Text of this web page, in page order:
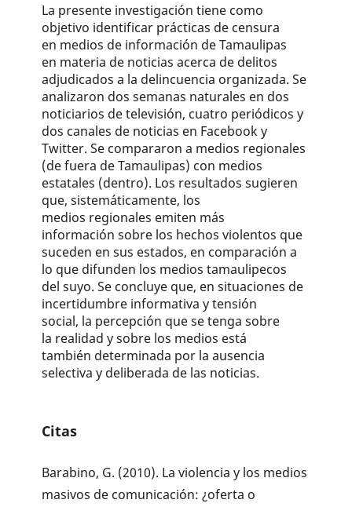
La presente investigación tiene como
objetivo identificar prácticas de censura
en medios de información de Tamaulipas
en materia de noticias acerca de delitos
adjudicados a la delincuencia organizada. Se
analizaron dos semanas naturales en dos
noticiarios de televisión, cuatro periódicos y
dos canales de noticias en Facebook y
Twitter. Se compararon a medios regionales
(de fuera de Tamaulipas) con medios
estatales (dentro). Los resultados sugieren
que, sistemáticamente, los
medios regionales emiten más
información sobre los hechos violentos que
suceden en sus estados, en comparación a
lo que difunden los medios tamaulipecos
del suyo. Se concluye que, en situaciones de
incertidumbre informativa y tensión
social, la percepción que se tenga sobre
la realidad y sobre los medios está
también determinada por la ausencia
selectiva y deliberada de las noticias.
Citas
Barabino, G. (2010). La violencia y los medios
masivos de comunicación: ¿oferta o